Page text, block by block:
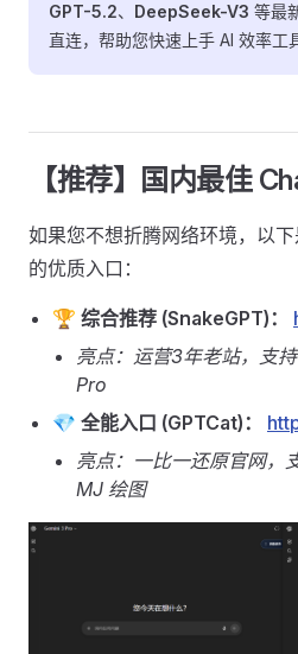
GPT-5.2、 DeepSeek-V3 等最
直连，帮助您快速上手 AI 效率工
【推荐】国内最佳
如果您不想折腾网络环境，以
的优质入口：
🏆 综合推荐 (SnakeGPT)：
亮点：运营3年老站，支
Pro
💎 全能入口 (GPTCat)：
亮点：一比一还原官网，
MJ 绘图